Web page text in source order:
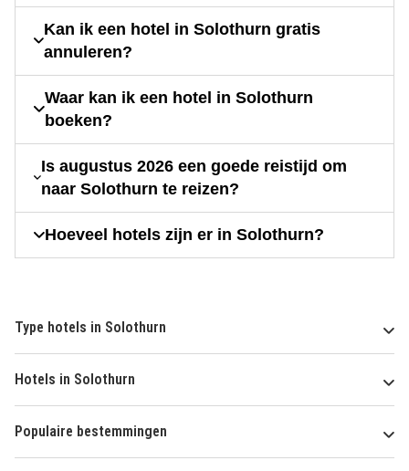
Kan ik een hotel in Solothurn gratis
annuleren?
Waar kan ik een hotel in Solothurn
boeken?
Is augustus 2026 een goede reistijd om
naar Solothurn te reizen?
Hoeveel hotels zijn er in Solothurn?
Type hotels in Solothurn
Hotels in Solothurn
Populaire bestemmingen